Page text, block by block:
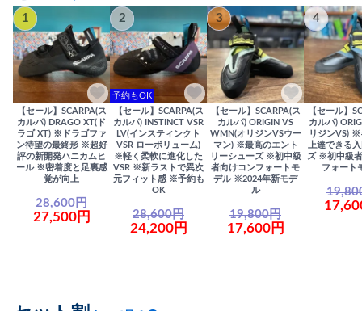
1
【セール】SCARPA(ス
カルパ) DRAGO XT(ド
ラゴ XT) ※ドラゴファ
ン待望の最終形 ※超好
評の新開発ハニカムヒ
ール ※密着度と足裏感
覚が向上
28,600円
27,500円
2
予約もOK
【セール】SCARPA(ス
カルパ) INSTINCT VSR
LV(インスティンクト
VSR ローボリューム)
※軽く柔軟に進化した
VSR ※新ラストで異次
元フィット感 ※予約も
OK
28,600円
24,200円
3
【セール】SCARPA(ス
カルパ) ORIGIN VS
WMN(オリジンVSウー
マン) ※最高のエント
リーシューズ ※初中級
者向けコンフォートモ
デル ※2024年新モデ
ル
19,800円
17,600円
4
【セール】
カルパ)
リジンVS) ※
上達できる
ズ ※初中級
フォート